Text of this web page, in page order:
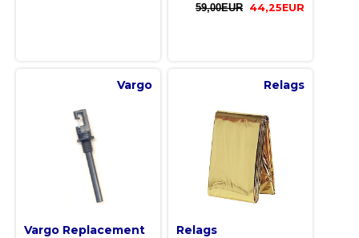
59,00EUR 44,25EUR
Vargo
Vargo Replacement
Relags
Relags